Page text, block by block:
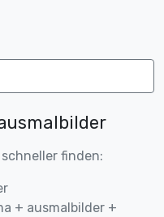
finden:
+ ausmalbilder +